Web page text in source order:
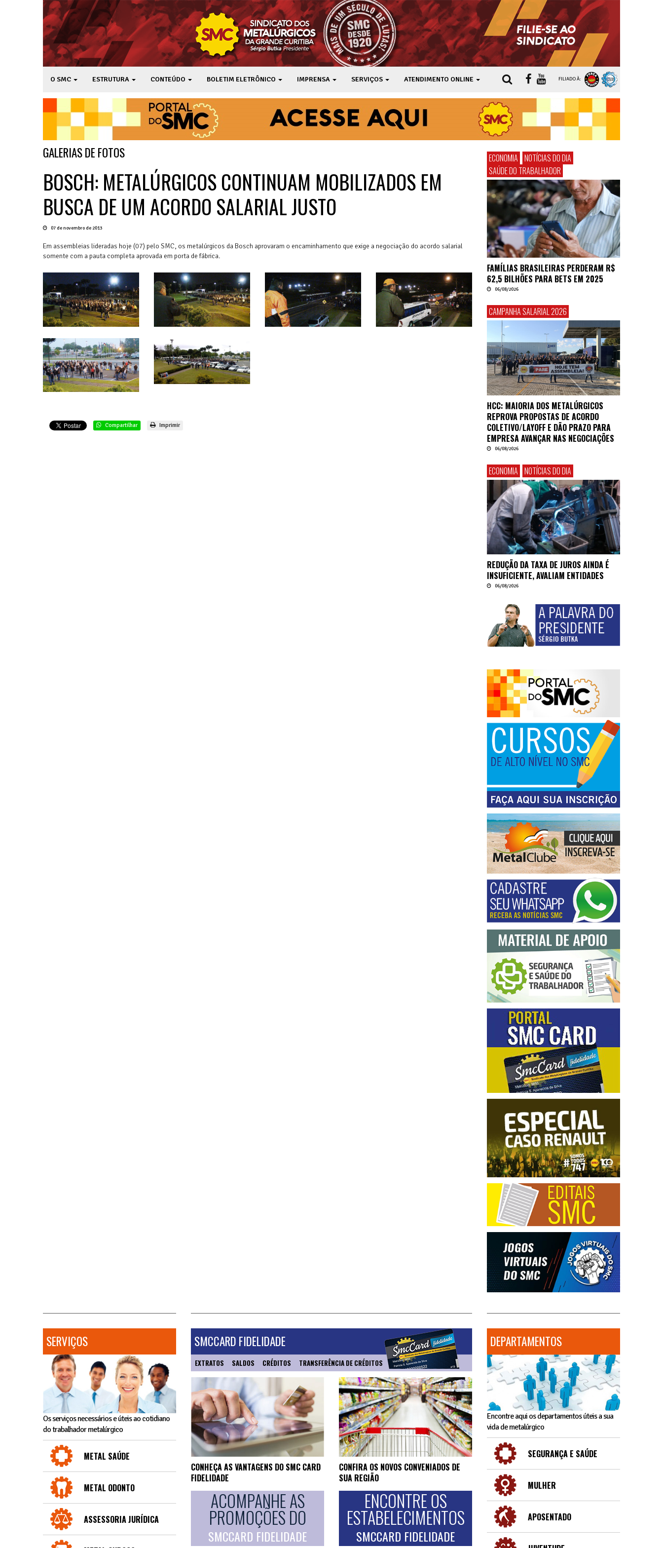
O SMC ESTRUTURA CONTEÚDO BOLETIM ELETRÔNICO IMPRENSA SERVIÇOS ATENDIMENTO ONLINE FILIADO À:
GALERIAS DE FOTOS
BOSCH: METALÚRGICOS CONTINUAM MOBILIZADOS EM
BUSCA DE UM ACORDO SALARIAL JUSTO
07 de novembro de 2013
Em assembleias lideradas hoje (07) pelo SMC, os metalúrgicos da Bosch aprovaram o encaminhamento que exige a negociação do acordo salarial
somente com a pauta completa aprovada em porta de fábrica.
Compartilhar Imprimir
ECONOMIA NOTÍCIAS DO DIA
SAÚDE DO TRABALHADOR
FAMÍLIAS BRASILEIRAS PERDERAM R$
62,5 BILHÕES PARA BETS EM 2025
06/08/2026
CAMPANHA SALARIAL 2026
HCC: MAIORIA DOS METALÚRGICOS
REPROVA PROPOSTAS DE ACORDO
COLETIVO/LAYOFF E DÃO PRAZO PARA
EMPRESA AVANÇAR NAS NEGOCIAÇÕES
06/08/2026
ECONOMIA NOTÍCIAS DO DIA
REDUÇÃO DA TAXA DE JUROS AINDA É
INSUFICIENTE, AVALIAM ENTIDADES
06/08/2026
SERVIÇOS
Os serviços necessários e úteis ao cotidiano
do trabalhador metalúrgico
METAL SAÚDE
METAL ODONTO
ASSESSORIA JURÍDICA
SMCCARD FIDELIDADE
EXTRATOS SALDOS CRÉDITOS TRANSFERÊNCIA DE CRÉDITOS
CONHEÇA AS VANTAGENS DO SMC CARD
FIDELIDADE
ACOMPANHE AS
PROMOÇÕES DO
SMCCARD FIDELIDADE
CONFIRA OS NOVOS CONVENIADOS DE
SUA REGIÃO
ENCONTRE OS
ESTABELECIMENTOS
SMCCARD FIDELIDADE
DEPARTAMENTOS
Encontre aqui os departamentos úteis a sua
vida de metalúrgico
SEGURANÇA E SAÚDE
MULHER
APOSENTADO